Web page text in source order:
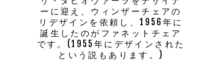
ーに迎え、ウィンザーチェアの
リデザインを依頼し、1956年に
誕生したのがファネットチェア
です。(1955年にデザインされた
という説もあります。)